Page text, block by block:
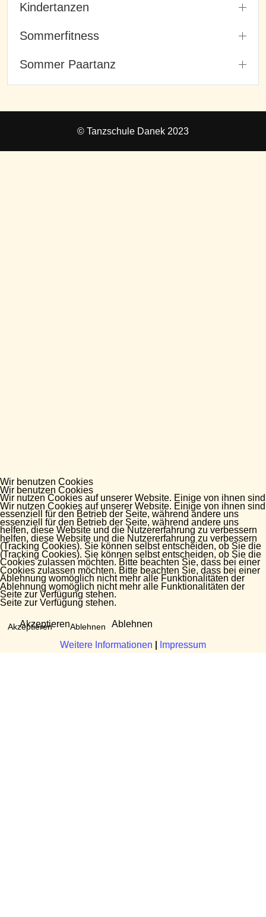
Wir benutzen Cookies
Wir nutzen Cookies auf unserer Website. Einige von ihnen sind
essenziell für den Betrieb der Seite, während andere uns
helfen, diese Website und die Nutzererfahrung zu verbessern
(Tracking Cookies). Sie können selbst entscheiden, ob Sie die
Cookies zulassen möchten. Bitte beachten Sie, dass bei einer
Ablehnung womöglich nicht mehr alle Funktionalitäten der
Seite zur Verfügung stehen.
Akzeptieren Ablehnen
Weitere Informationen Impressum
Kindertanzen
Sommerfitness
Sommer Paartanz
© Tanzschule Danek 2023
Wir benutzen Cookies
Wir nutzen Cookies auf unserer Website. Einige von ihnen sind
essenziell für den Betrieb der Seite, während andere uns
helfen, diese Website und die Nutzererfahrung zu verbessern
(Tracking Cookies). Sie können selbst entscheiden, ob Sie die
Cookies zulassen möchten. Bitte beachten Sie, dass bei einer
Ablehnung womöglich nicht mehr alle Funktionalitäten der
Seite zur Verfügung stehen.
Akzeptieren Ablehnen
Weitere Informationen Impressum